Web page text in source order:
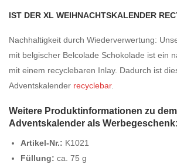
IST DER XL WEIHNACHTSKALENDER
Nachhaltigkeit durch Wiederverwertung:
mit belgischer Belcolade Schokolade ist ein
mit einem recyclebaren Inlay. Dadurch ist
Adventskalender recyclebar.
Weitere Produktinformationen zu
Adventskalender als Werbegeschenk:
Artikel-Nr.: K1021
Füllung: ca. 75 g